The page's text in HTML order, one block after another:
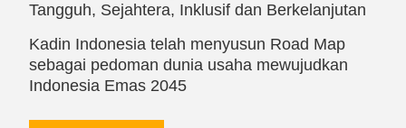
Tangguh, Sejahtera, Inklusif dan Berkelanjutan
Kadin Indonesia telah menyusun Road Map
sebagai pedoman dunia usaha mewujudkan
Indonesia Emas 2045